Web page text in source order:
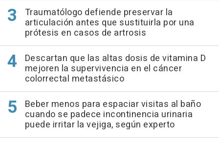
Traumatólogo defiende preservar la
articulación antes que sustituirla por una
prótesis en casos de artrosis
Descartan que las altas dosis de vitamina D
mejoren la supervivencia en el cáncer
colorrectal metastásico
Beber menos para espaciar visitas al baño
cuando se padece incontinencia urinaria
puede irritar la vejiga, según experto